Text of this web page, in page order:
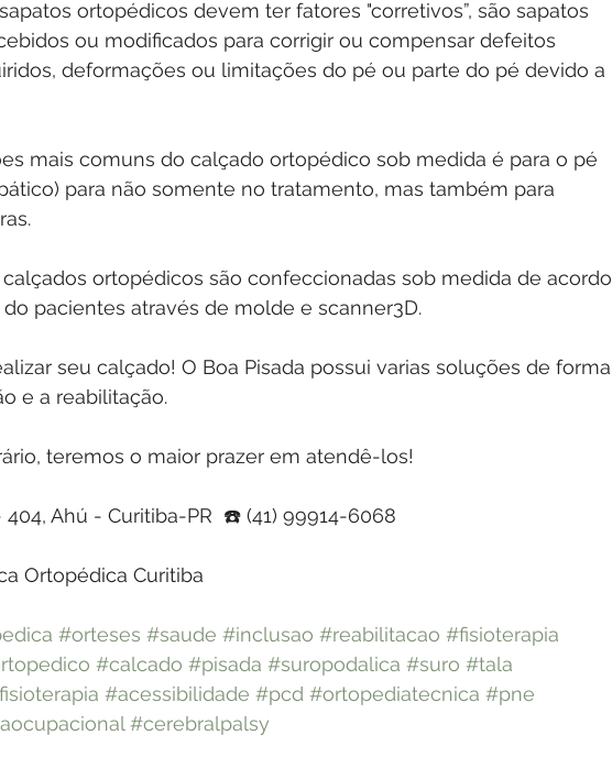
ortopédicos devem ter fatores "corretivos”, são sapatos
ou modificados para corrigir ou compensar defeitos
deformações ou limitações do pé ou parte do pé devido a
mais comuns do calçado ortopédico sob medida é para o pé
para não somente no tratamento, mas também para
calçados ortopédicos são confeccionadas sob medida de acordo
pacientes através de molde e scanner3D.
seu calçado! O Boa Pisada possui varias soluções de forma
e a reabilitação.
teremos o maior prazer em atendê-los!
404, Ahú - Curitiba-PR  ☎️ (41) 99914-6068
Ortopédica Curitiba
#orteses #saude #inclusao #reabilitacao #fisioterapia
#calcado #pisada #suropodalica #suro #tala
#acessibilidade #pcd #ortopediatecnica #pne
#cerebralpalsy